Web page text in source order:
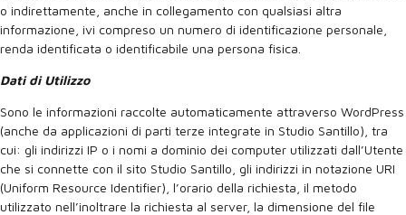
o indirettamente, anche in collegamento con qualsiasi altra
informazione, ivi compreso un numero di identificazione personale,
renda identificata o identificabile una persona fisica.
Dati di Utilizzo
Sono le informazioni raccolte automaticamente attraverso WordPress
(anche da applicazioni di parti terze integrate in Studio Santillo), tra
cui: gli indirizzi IP o i nomi a dominio dei computer utilizzati dall’Utente
che si connette con il sito Studio Santillo, gli indirizzi in notazione URI
(Uniform Resource Identifier), l’orario della richiesta, il metodo
utilizzato nell’inoltrare la richiesta al server, la dimensione del file